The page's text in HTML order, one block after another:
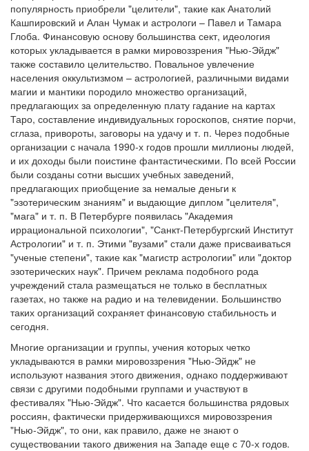
Вход
популярность приобрели "целители", такие как Анатолий
Кашпировский и Алан Чумак и астрологи – Павел и Тамара
Глоба. Финансовую основу большинства сект, идеология
которых укладывается в рамки мировоззрения "Нью-Эйдж"
также составило целительство. Повальное увлечение
населения оккультизмом – астрологией, различными видами
магии и мантики породило множество организаций,
предлагающих за определенную плату гадание на картах
Таро, составление индивидуальных гороскопов, снятие порчи,
сглаза, привороты, заговоры на удачу и т. п. Через подобные
организации с начала 1990-х годов прошли миллионы людей,
и их доходы были поистине фантастическими. По всей России
были созданы сотни высших учебных заведений,
предлагающих приобщение за немалые деньги к
"эзотерическим знаниям" и выдающие диплом "целителя",
"мага" и т. п. В Петербурге появилась "Академия
иррациональной психологии", "Санкт-Петербургский Институт
Астрологии" и т. п. Этими "вузами" стали даже присваиваться
"ученые степени", такие как "магистр астрологии" или "доктор
эзотерических наук". Причем реклама подобного рода
учреждений стала размещаться не только в бесплатных
газетах, но также на радио и на телевидении. Большинство
таких организаций сохраняет финансовую стабильность и
сегодня.
Многие организации и группы, учения которых четко
укладываются в рамки мировоззрения "Нью-Эйдж" не
используют названия этого движения, однако поддерживают
связи с другими подобными группами и участвуют в
фестивалях "Нью-Эйдж". Что касается большинства рядовых
россиян, фактически придерживающихся мировоззрения
"Нью-Эйдж", то они, как правило, даже не знают о
существовании такого движения на Западе еще с 70-х годов.